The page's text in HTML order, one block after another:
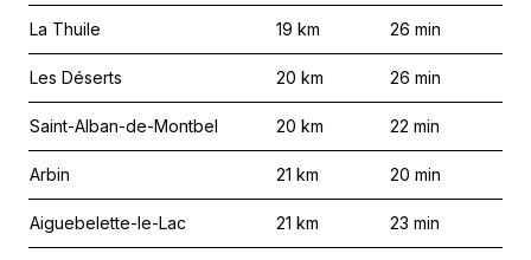
La Thuile 19 km 26 min
Les Déserts 20 km 26 min
Saint-Alban-de-Montbel 20 km 22 min
Arbin 21 km 20 min
Aiguebelette-le-Lac 21 km 23 min